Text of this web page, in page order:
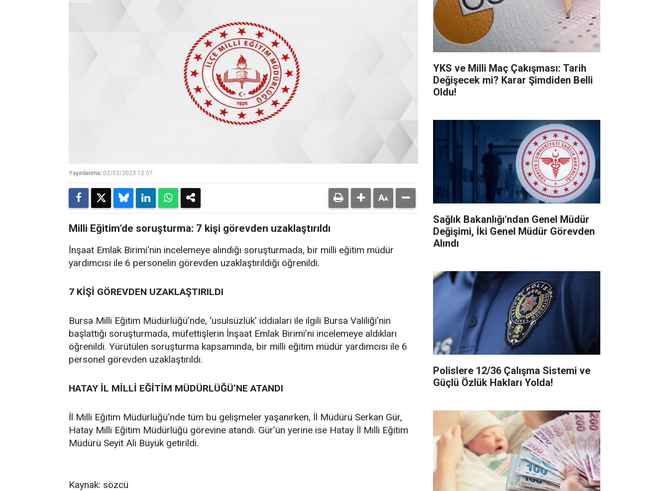
Yayınlanma: 02/03/2023 12:07
Milli Eğitim’de soruşturma: 7 kişi görevden uzaklaştırıldı
İnşaat Emlak Birimi'nin incelemeye alındığı soruşturmada, bir milli eğitim müdür
yardımcısı ile 6 personelin görevden uzaklaştırıldığı öğrenildi.
7 KİŞİ GÖREVDEN UZAKLAŞTIRILDI
Bursa Milli Eğitim Müdürlüğü’nde, ‘usulsüzlük’ iddiaları ile ilgili Bursa Valiliği’nin
başlattığı soruşturmada, müfettişlerin İnşaat Emlak Birimi’ni incelemeye aldıkları
öğrenildi. Yürütülen soruşturma kapsamında, bir milli eğitim müdür yardımcısı ile 6
personel görevden uzaklaştırıldı.
HATAY İL MİLLİ EĞİTİM MÜDÜRLÜĞÜ’NE ATANDI
İl Milli Eğitim Müdürlüğü’nde tüm bu gelişmeler yaşanırken, İl Müdürü Serkan Gür,
Hatay Milli Eğitim Müdürlüğü görevine atandı. Gür’ün yerine ise Hatay İl Milli Eğitim
Müdürü Seyit Ali Büyük getirildi.
Kaynak: sözcü
YKS ve Milli Maç Çakışması: Tarih
Değişecek mi? Karar Şimdiden Belli
Oldu!
Sağlık Bakanlığı'ndan Genel Müdür
Değişimi, İki Genel Müdür Görevden
Alındı
Polislere 12/36 Çalışma Sistemi ve
Güçlü Özlük Hakları Yolda!